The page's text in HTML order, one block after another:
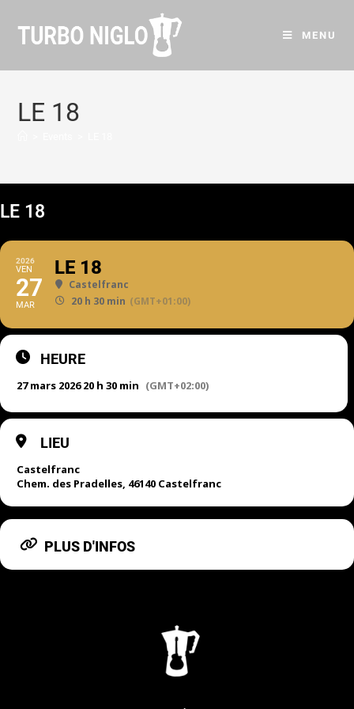
MENU
LE 18
LE 18
2026
VEN
27
MAR
LE 18
Castelfranc
20 h 30 min (GMT+01:00)
HEURE
27 mars 2026 20 h 30 min (GMT+02:00)
LIEU
Castelfranc
Chem. des Pradelles, 46140 Castelfranc
PLUS D'INFOS